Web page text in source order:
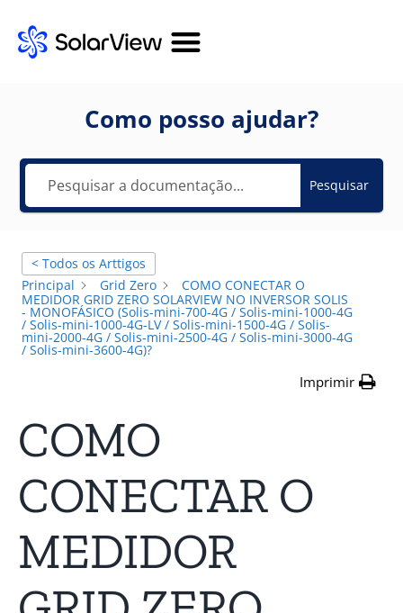
Como posso ajudar?
Pesquisar
< Todos os Arttigos
Principal
Grid Zero
COMO CONECTAR O
MEDIDOR GRID ZERO SOLARVIEW NO INVERSOR SOLIS
- MONOFÁSICO (Solis-mini-700-4G / Solis-mini-1000-4G
/ Solis-mini-1000-4G-LV / Solis-mini-1500-4G / Solis-
mini-2000-4G / Solis-mini-2500-4G / Solis-mini-3000-4G
/ Solis-mini-3600-4G)?
Imprimir
COMO
CONECTAR O
MEDIDOR